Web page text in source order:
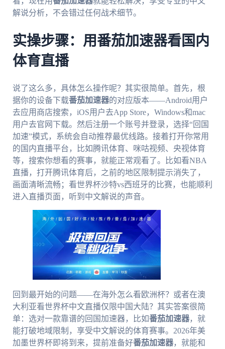
解说分析，不会错过任何战术细节。
实操步骤：用番茄加速器看国内
体育直播
说了这么多，具体怎么操作呢？其实很简单。首先，根
据你的设备下载番茄加速器的对应版本——Android用户
去应用商店搜索，iOS用户去App Store，Windows和mac
用户去官网下载。然后注册一个账号并登录，选择“回国
加速”模式，系统会自动推荐最优线路。接着打开你常用
的国内直播平台，比如腾讯体育、咪咕视频、央视体育
等，搜索你想看的赛事，就能正常观看了。比如看NBA
直播，打开腾讯体育后，之前的地区限制提示消失了，
画面清晰流畅；看世界杯沙特vs西班牙的比赛，也能顺利
进入直播页面，听到中文解说的声音。
回到最开始的问题——在海外怎么看欧洲杯？或者在澳
大利亚看世界杯中文直播仅限中国大陆？其实答案很简
单：选对一款靠谱的回国加速器，比如番茄加速器，就
能打破地域限制，享受中文解说的体育赛事。2026年美
加墨世界杯即将到来，提前准备好番茄加速器，就能和